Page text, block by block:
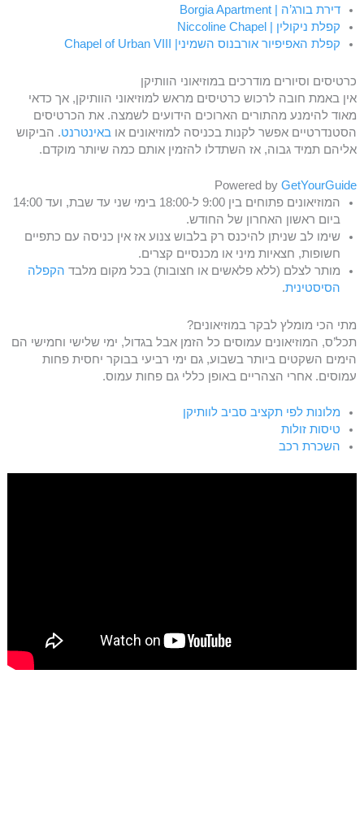
דירת בורג’ה | Borgia Apartment
קפלת ניקולין | Niccoline Chapel
קפלת האפיפיור אורבנוס השמיני| Chapel of Urban VIII
כרטיסים וסיורים מודרכים במוזיאוני הוותיקן
אין באמת חובה לרכוש כרטיסים מראש למוזיאוני הוותיקן, אך כדאי
מאוד להימנע מהתורים הארוכים הידועים לשמצה. את הכרטיסים
הסטנדרטיים אפשר לקנות בכניסה למוזיאונים או באינטרנט. הביקוש
אליהם תמיד גבוה, אז השתדלו להזמין אותם כמה שיותר מוקדם.
Powered byGetYourGuide
המוזיאונים פתוחים בין 9:00 ל-18:00 בימי שני עד שבת, ועד 14:00
ביום ראשון האחרון של החודש.
שימו לב שניתן להיכנס רק בלבוש צנוע אז אין כניסה עם כתפיים
חשופות, חצאיות מיני או מכנסיים קצרים.
מותר לצלם (ללא פלאשים או חצובות) בכל מקום מלבד הקפלה
הסיסטינית.
מתי הכי מומלץ לבקר במוזיאונים?
תכל’ס, המוזיאונים עמוסים כל הזמן אבל בגדול, ימי שלישי וחמישי הם
הימים השקטים ביותר בשבוע, גם ימי רביעי בבוקר יחסית פחות
עמוסים. אחרי הצהריים באופן כללי גם פחות עמוס.
מלונות לפי תקציב סביב לוותיקן
טיסות זולות
השכרת רכב